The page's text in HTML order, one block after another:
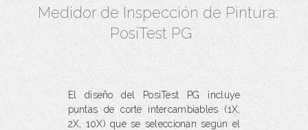
Medidor de Inspección de Pintura:
PosiTest PG
El diseño del PosiTest PG incluye
puntas de corte intercambiables (1X,
2X, 10X) que se seleccionan según el